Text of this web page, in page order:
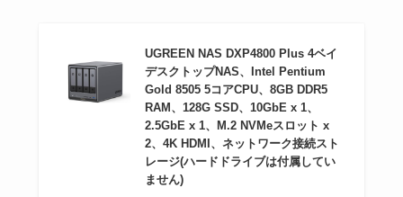
UGREEN NAS DXP4800 Plus 4ベイ
デスクトップNAS、Intel Pentium
Gold 8505 5コアCPU、8GB DDR5
RAM、128G SSD、10GbE x 1、
2.5GbE x 1、M.2 NVMeスロット x
2、4K HDMI、ネットワーク接続スト
レージ(ハードドライブは付属してい
ません)